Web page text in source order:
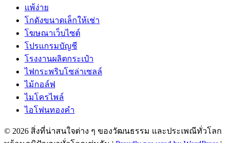
แพ้ง่าย
โกดังขนาดเล็กให้เช่า
โฆษณาเว็บไซต์
โปรแกรมบัญชี
โรงงานผลิตกระเป๋า
ไฟกระพริบโซล่าเซลล์
ไม้กอล์ฟ
ไมโครไพล์
ไอโฟนทองคำ
© 2026 สิ่งที่น่าสนใจต่าง ๆ ของวัฒนธรรม และประเพณีทั่วโลก